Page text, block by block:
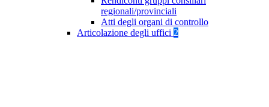
regionali/provinciali
Atti degli organi di controllo
Articolazione degli uffici 2